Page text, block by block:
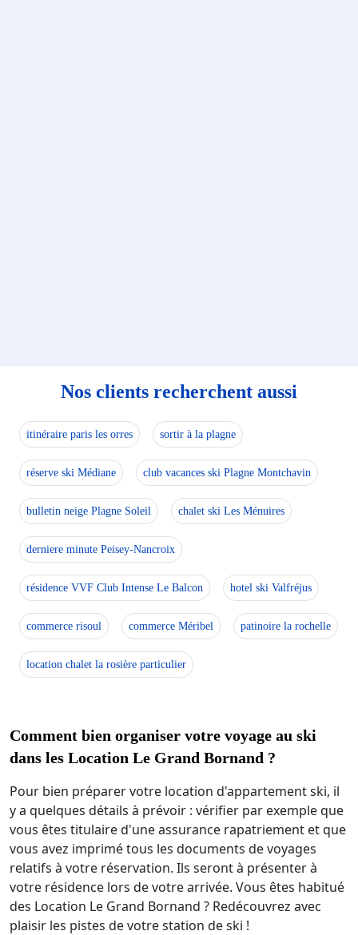
Nos clients recherchent aussi
itinéraire paris les orres sortir à la plagne
réserve ski Médiane club vacances ski Plagne Montchavin
bulletin neige Plagne Soleil chalet ski Les Ménuires
derniere minute Peisey-Nancroix
résidence VVF Club Intense Le Balcon hotel ski Valfréjus
commerce risoul commerce Méribel patinoire la rochelle
location chalet la rosière particulier
Comment bien organiser votre voyage au ski
dans les Location Le Grand Bornand ?
Pour bien préparer votre location d'appartement ski, il
y a quelques détails à prévoir : vérifier par exemple que
vous êtes titulaire d'une assurance rapatriement et que
vous avez imprimé tous les documents de voyages
relatifs à votre réservation. Ils seront à présenter à
votre résidence lors de votre arrivée. Vous êtes habitué
des Location Le Grand Bornand ? Redécouvrez avec
plaisir les pistes de votre station de ski !